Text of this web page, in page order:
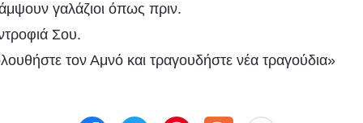
γαλάζιοι όπως πριν.
Σου.
τον Αμνό και τραγουδήστε νέα τραγούδια»